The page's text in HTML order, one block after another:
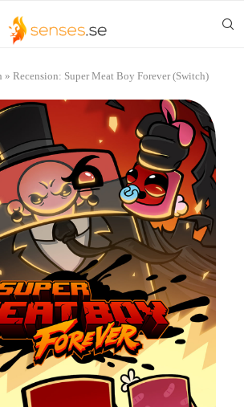
» Recension: Super Meat Boy Forever (Switch)